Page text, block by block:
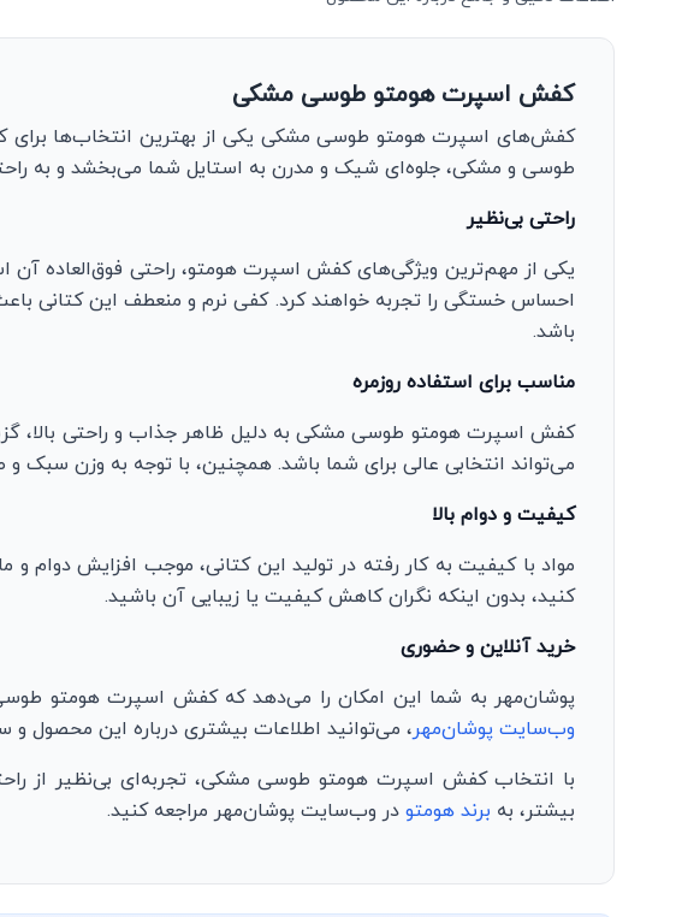
کفش اسپرت هومتو طوسی مشکی
کفش‌های اسپرت هومتو طوسی مشکی یکی از بهترین انتخاب‌ها برای
طوسی و مشکی، جلوه‌ای شیک و مدرن به استایل شما می‌بخشد و به
راحتی بی‌نظیر
یکی از مهم‌ترین ویژگی‌های کفش اسپرت هومتو، راحتی فوق‌العاده
احساس خستگی را تجربه خواهند کرد. کفی نرم و منعطف این کتانی
باشد.
مناسب برای استفاده روزمره
کفش اسپرت هومتو طوسی مشکی به دلیل ظاهر جذاب و راحتی بالا،
می‌تواند انتخابی عالی برای شما باشد. همچنین، با توجه به وزن
کیفیت و دوام بالا
مواد با کیفیت به کار رفته در تولید این کتانی، موجب افزایش
کنید، بدون اینکه نگران کاهش کیفیت یا زیبایی آن باشید.
خرید آنلاین و حضوری
پوشان‌مهر به شما این امکان را می‌دهد که کفش اسپرت هومتو طوسی
وب‌سایت پوشان‌مهر، می‌توانید اطلاعات بیشتری درباره این محصول و
با انتخاب کفش اسپرت هومتو طوسی مشکی، تجربه‌ای بی‌نظیر از
بیشتر، به برند هومتودر وب‌سایت پوشان‌مهر مراجعه کنید.